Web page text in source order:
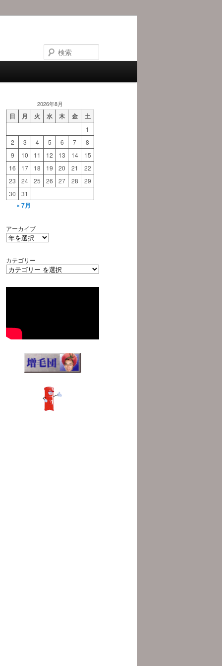
索
2026年8月
日 月 火 水 木 金 土
1
2
3 4 5 6 7
8
9
10 11 12 13 14
15
16
17 18 19 20 21
22
23
24 25 26 27 28
29
30
31
« 7月
アーカイブ
カテゴリー